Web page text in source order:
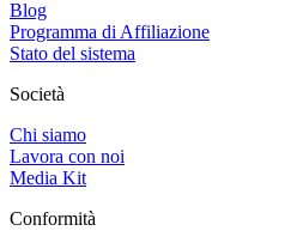
Blog
Programma di Affiliazione
Stato del sistema
Società
Chi siamo
Lavora con noi
Media Kit
Conformità